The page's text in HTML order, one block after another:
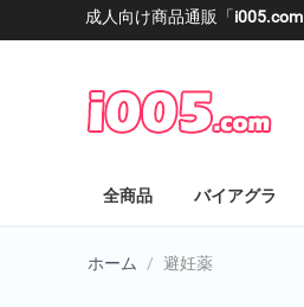
成人向け商品通販「i005.com
全商品 バイアグラ
ホーム / 避妊薬